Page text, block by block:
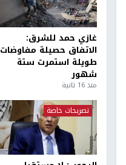
غازي حمد للشرق:
الاتفاق حصيلة مفاوضات
طويلة استمرت ستة
شهور
منذ 16 ثانية
تصريحات خاصة